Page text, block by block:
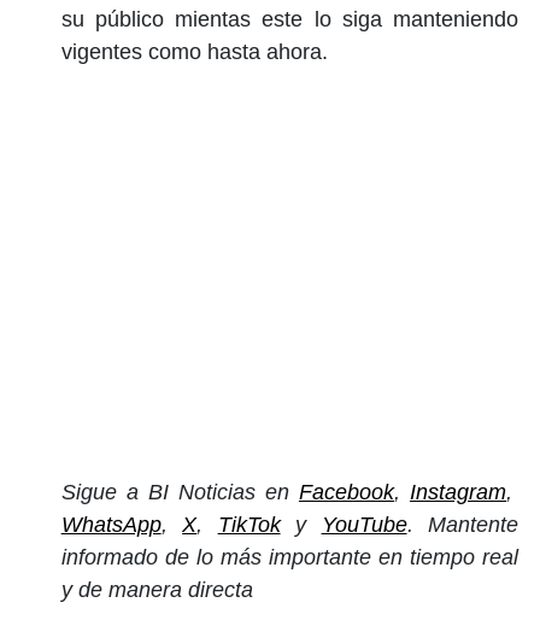
su público mientas este lo siga manteniendo
vigentes como hasta ahora.
Sigue a BI Noticias en Facebook, Instagram,
WhatsApp,X, TikToky YouTube. Mantente
informado de lo más importante en tiempo real
y de manera directa